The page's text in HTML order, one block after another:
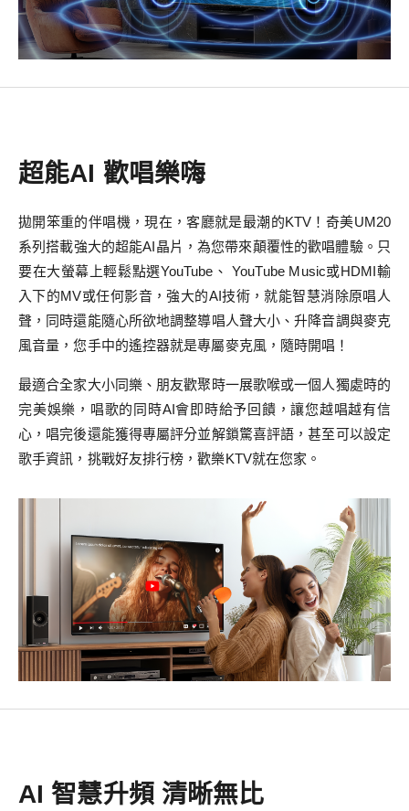
超能AI 歡唱樂嗨
拋開笨重的伴唱機，現在，客廳就是最潮的KTV！奇美UM20
系列搭載強大的超能AI晶片，為您帶來顛覆性的歡唱體驗。只
要在大螢幕上輕鬆點選YouTube、 YouTube Music或HDMI輸
入下的MV或任何影音，強大的AI技術，就能智慧消除原唱人
聲，同時還能隨心所欲地調整導唱人聲大小、升降音調與麥克
風音量，您手中的遙控器就是專屬麥克風，隨時開唱！
最適合全家大小同樂、朋友歡聚時一展歌喉或一個人獨處時的
完美娛樂，唱歌的同時AI會即時給予回饋，讓您越唱越有信
心，唱完後還能獲得專屬評分並解鎖驚喜評語，甚至可以設定
歌手資訊，挑戰好友排行榜，歡樂KTV就在您家。
AI 智慧升頻 清晰無比